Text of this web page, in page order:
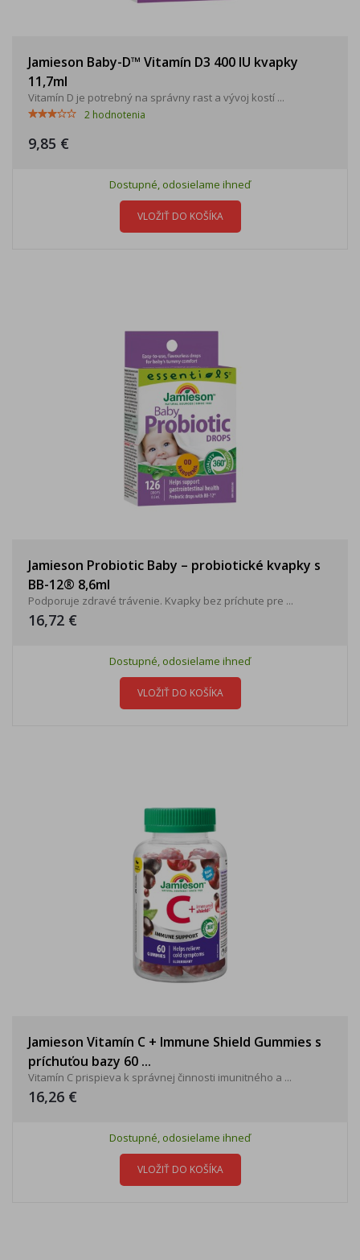
Jamieson Baby-D™ Vitamín D3 400 IU kvapky
11,7ml
Vitamín D je potrebný na správny rast a vývoj kostí ...
2 hodnotenia
9,85 €
Dostupné, odosielame ihneď
VLOŽIŤ DO KOŠÍKA
Jamieson Probiotic Baby – probiotické kvapky s
BB-12® 8,6ml
Podporuje zdravé trávenie. Kvapky bez príchute pre ...
16,72 €
Dostupné, odosielame ihneď
VLOŽIŤ DO KOŠÍKA
Jamieson Vitamín C + Immune Shield Gummies s
príchuťou bazy 60 ...
Vitamín C prispieva k správnej činnosti imunitného a ...
16,26 €
Dostupné, odosielame ihneď
VLOŽIŤ DO KOŠÍKA